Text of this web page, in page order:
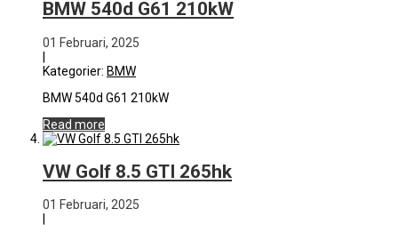
BMW 540d G61 210kW
01 Februari, 2025
|
Kategorier: BMW
BMW 540d G61 210kW
Read more
VW Golf 8.5 GTI 265hk
01 Februari, 2025